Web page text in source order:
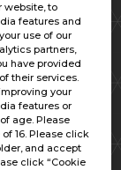
宮城県
Ｇ
242回
website, to
features and
use of our
partners,
have provided
their services.
your
features or
age. Please
16. Please click
and accept
click “Cookie